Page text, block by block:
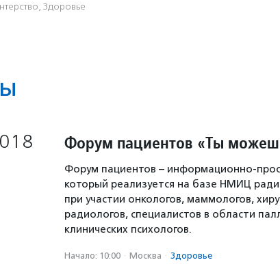
Здоровье
Форум пациентов «Ты
Форум пациентов – информационно-
который реализуется на базе НМИЦ
при участии онкологов, маммологов,
радиологов, специалистов в области
клинических психологов.
Начало: 10:00 · Москва · Здоровье